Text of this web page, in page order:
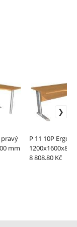
pravý
mm
P 11 10P Ergo
8 808.80 Kč